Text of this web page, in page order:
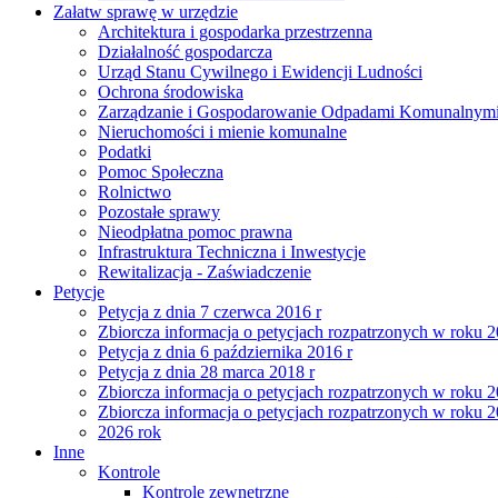
Załatw sprawę w urzędzie
Architektura i gospodarka przestrzenna
Działalność gospodarcza
Urząd Stanu Cywilnego i Ewidencji Ludności
Ochrona środowiska
Zarządzanie i Gospodarowanie Odpadami Komunalnymi
Nieruchomości i mienie komunalne
Podatki
Pomoc Społeczna
Rolnictwo
Pozostałe sprawy
Nieodpłatna pomoc prawna
Infrastruktura Techniczna i Inwestycje
Rewitalizacja - Zaświadczenie
Petycje
Petycja z dnia 7 czerwca 2016 r
Zbiorcza informacja o petycjach rozpatrzonych w roku
Petycja z dnia 6 października 2016 r
Petycja z dnia 28 marca 2018 r
Zbiorcza informacja o petycjach rozpatrzonych w roku
Zbiorcza informacja o petycjach rozpatrzonych w roku
2026 rok
Inne
Kontrole
Kontrole zewnętrzne